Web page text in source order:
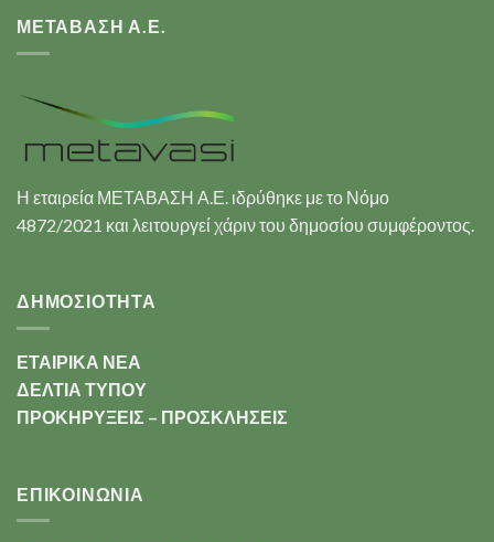
ΜΕΤΑΒΑΣΗ Α.Ε.
Η εταιρεία ΜΕΤΑΒΑΣΗ Α.Ε. ιδρύθηκε με το Νόμο
4872/2021 και λειτουργεί χάριν του δημοσίου συμφέροντος.
ΔΗΜΟΣΙΟΤΗΤΑ
ΕΤΑΙΡΙΚΑ ΝΕΑ
ΔΕΛΤΙΑ ΤΥΠΟΥ
ΠΡΟΚΗΡΥΞΕΙΣ – ΠΡΟΣΚΛΗΣΕΙΣ
ΕΠΙΚΟΙΝΩΝΊΑ